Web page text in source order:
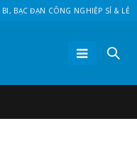
BẠC ĐẠN CÔNG NGHIỆP SỈ & LẺ